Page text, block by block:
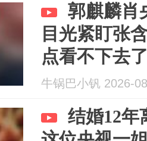
郭麒麟肖
目光紧盯张
点看不下去
牛锅巴小钒 2026-
结婚12年